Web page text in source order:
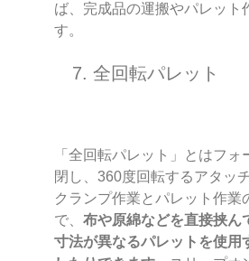
ば、完成品の運搬やパレット
す。
7. 全回転パレット
「全回転パレット」とはフォ
閉し、360度回転するアタッ
クランプ作業とパレット作業
で、 布や原綿などを直接挟ん
寸法が異なるパレットを使用